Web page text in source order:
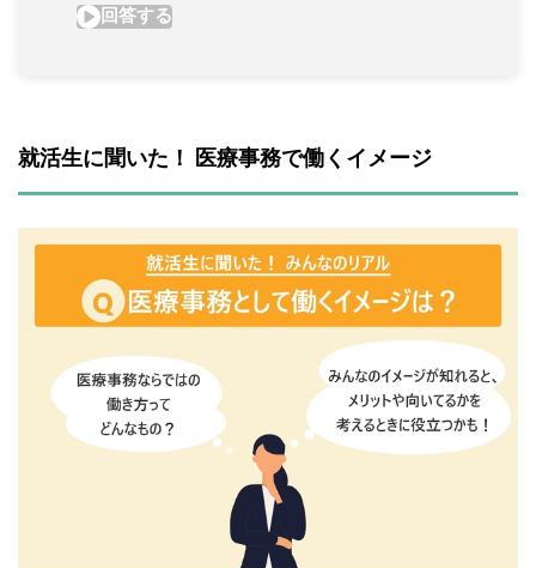
就活生に聞いた！ 医療事務で働くイメージ